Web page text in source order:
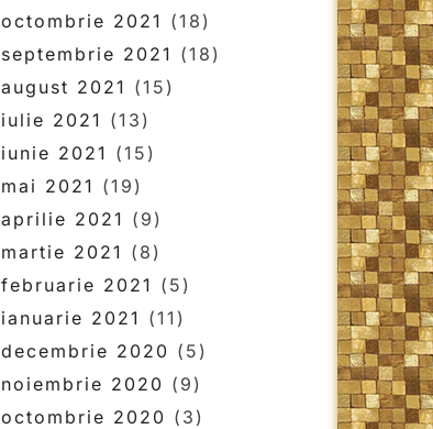
octombrie 2021 (18)
septembrie 2021 (18)
august 2021 (15)
iulie 2021 (13)
iunie 2021 (15)
mai 2021 (19)
aprilie 2021 (9)
martie 2021 (8)
februarie 2021 (5)
ianuarie 2021 (11)
decembrie 2020 (5)
noiembrie 2020 (9)
octombrie 2020 (3)